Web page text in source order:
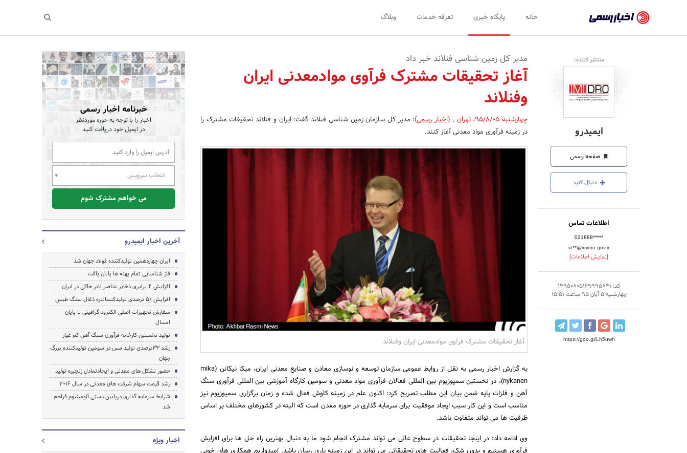
رسمی
-
اخبار
تایید
شده
شرکت‌ها،
سازمان‌ها
و
روابط
عمومی‌ها
خانه پایگاه خبری تعرفه خدمات وبلاگ
جستجو
منتشر کننده:
ایمیدرو
صفحه رسمی
دنبال کنید
اطلاعات تماس
021888*****
in**@imidro.gov.ir
[نمایش اطلاعات]
کد: 13950805169995831
چهارشنبه 5 آبان 95 ساعت 15:51
https://goo.gl/Lh5uwh
مدیر کل زمین شناسی فنلاند خبر داد
آغاز تحقیقات مشترک فرآوی موادمعدنی ایران
وفنلاند
چهارشنبه 95/8/05 ،تهران ,(اخبار رسمی): مدیر کل سازمان زمین شناسی فنلاند گفت: ایران و فنلاند تحقیقات مشترک را
در زمینه فرآوری مواد معدنی آغاز کنند.
آغاز تحقیقات مشترک فرآوی موادمعدنی ایران وفنلاند
به گزارش اخبار رسمی به نقل از روابط عمومی سازمان توسعه و نوسازی معادن و صنایع معدنی ایران، میکا نیکانن (mika
nykanen)، در نخستین سمپوزیوم بین المللی فعالان فرآوری مواد معدنی و سومین کارگاه آموزشی بین المللی فرآوری سنگ
آهن و فلزات پایه ضمن بیان این مطلب تصریح کرد: اکنون علم در زمینه کاوش فعال شده و زمان برگزاری سمپوزیوم نیز
مناسب است و این کار سبب ایجاد موفقیت برای سرمایه گذاری در حوزه معدن است که البته در کشورهای مختلف بر اساس
ظرفیت ها می تواند متفاوت باشد.
وی ادامه داد: در اینجا تحقیقات در سطوح عالی می تواند مشترک انجام شود ما به دنبال بهترین راه حل ها برای افزایش
خبرنامه اخبار رسمی
اخبار را با توجه به حوزه موردنظر
در ایمیل خود دریافت کنید
انتخاب سرویس
می خواهم مشترک شوم
آخرین اخبار ایمیدرو
ایران چهاردهمین تولیدکننده فولاد جهان شد
فاز شناسایی تمام پهنه ها پایان یافت
افزایش 4 برابری ذخایر عناصر نادر خاکی در ایران
افزایش 50 درصدی تولیدکنسانتره ذغال سنگ طبس
سفارش تجهیزات اصلی الکترود گرافیتی تا پایان
امسال
تولید نخستین کارخانه فرآوری سنگ آهن کم عیار
رشد 33درصدی تولید مس در سومین تولیدکننده بزرگ
جهان
حضور تشکل های معدنی و ایجادتعادل زنجیره تولید
رشد قیمت سهام شرکت های معدنی در سال 2016
شرایط سرمایه گذاری درپایین دستی آلومینیوم فراهم
شد
اخبار ویژه